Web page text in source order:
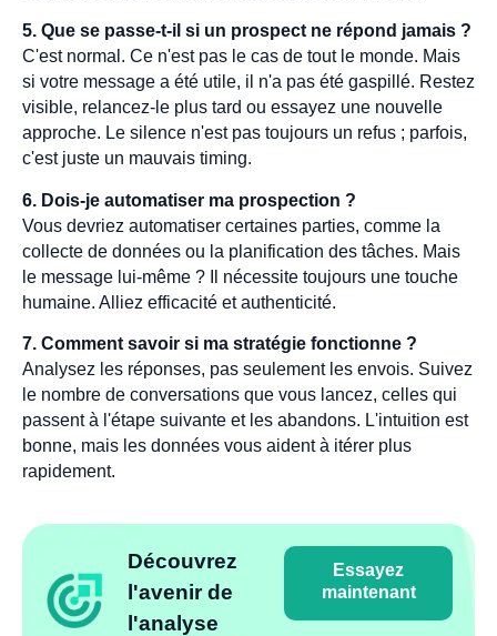
5. Que se passe-t-il si un prospect ne répond jamais ?
C'est normal. Ce n'est pas le cas de tout le monde. Mais
si votre message a été utile, il n'a pas été gaspillé. Restez
visible, relancez-le plus tard ou essayez une nouvelle
approche. Le silence n'est pas toujours un refus ; parfois,
c'est juste un mauvais timing.
6. Dois-je automatiser ma prospection ?
Vous devriez automatiser certaines parties, comme la
collecte de données ou la planification des tâches. Mais
le message lui-même ? Il nécessite toujours une touche
humaine. Alliez efficacité et authenticité.
7. Comment savoir si ma stratégie fonctionne ?
Analysez les réponses, pas seulement les envois. Suivez
le nombre de conversations que vous lancez, celles qui
passent à l'étape suivante et les abandons. L'intuition est
bonne, mais les données vous aident à itérer plus
rapidement.
Découvrez
l'avenir de
l'analyse
Essayez
maintenant